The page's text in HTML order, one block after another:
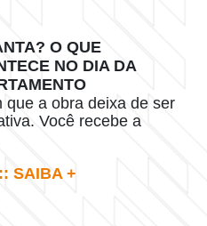
O QUE
NO DIA DA
que a obra deixa de ser
Você recebe a
:: SAIBA +